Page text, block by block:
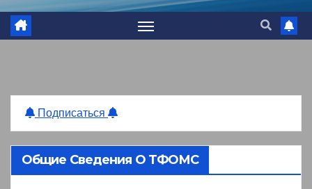
Подписаться
Общие Сведения О ТФОМС